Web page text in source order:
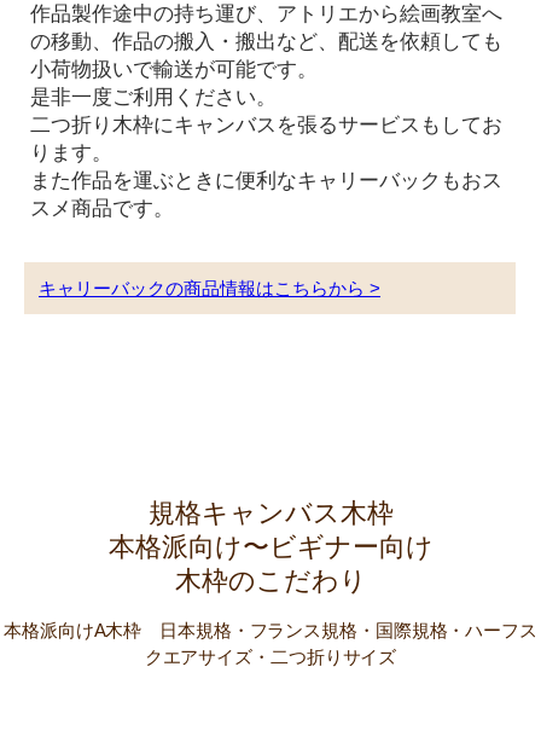
作品製作途中の持ち運び、アトリエから絵画教室へ
の移動、作品の搬入・搬出など、配送を依頼しても
小荷物扱いで輸送が可能です。
是非一度ご利用ください。
二つ折り木枠にキャンバスを張るサービスもしてお
ります。
また作品を運ぶときに便利なキャリーバックもおス
スメ商品です。
キャリーバックの商品情報はこちらから >
規格キャンバス木枠
本格派向け〜ビギナー向け
木枠のこだわり
本格派向けA木枠 日本規格・フランス規格・国際規格・ハーフス
クエアサイズ・二つ折りサイズ